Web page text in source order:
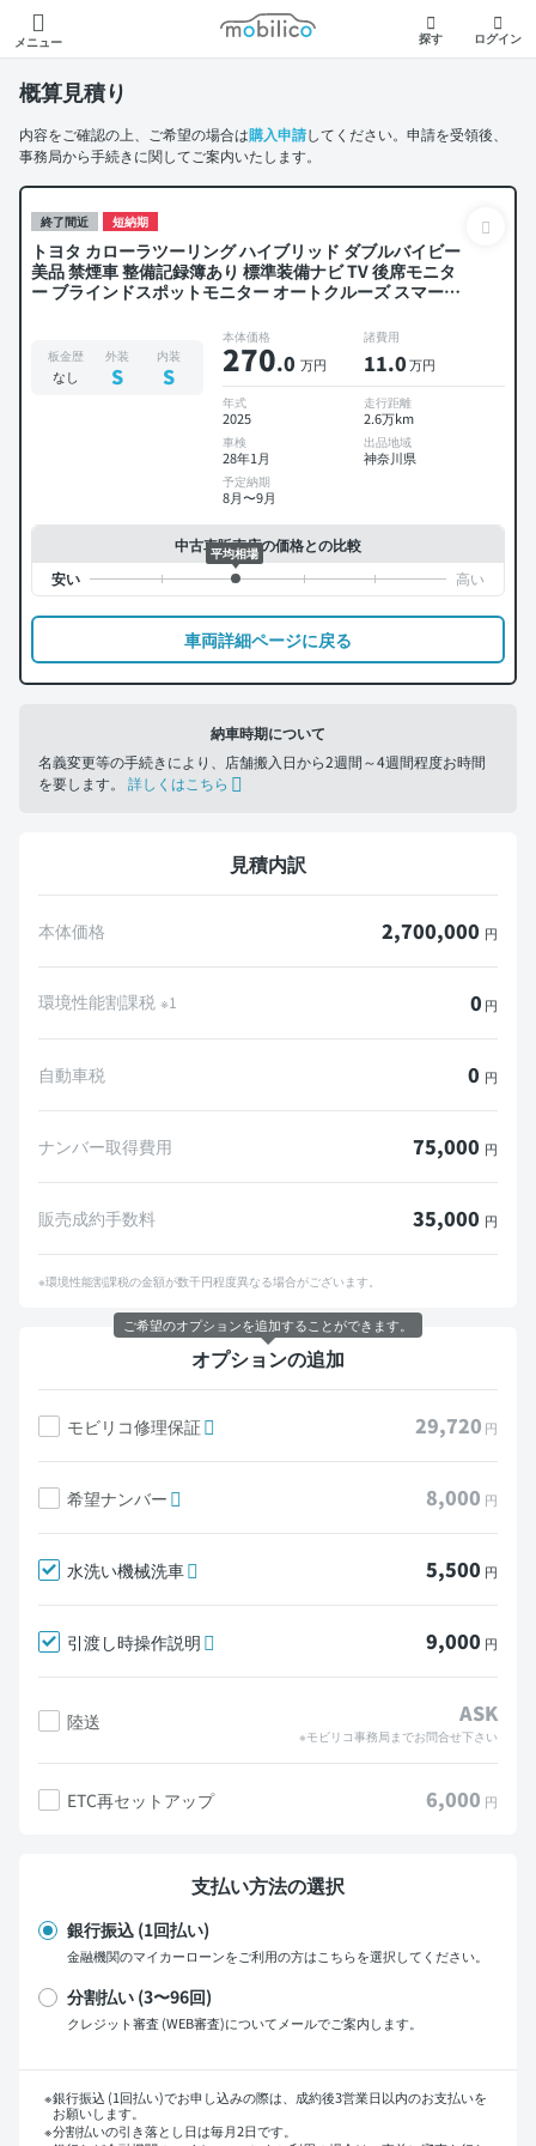
メニュー
モビリコ
探す ログイン
概算見積り
内容をご確認の上、ご希望の場合は購入申請してください。申請を受領後、
事務局から手続きに関してご案内いたします。
終了間近 短納期
トヨタ カローラツーリング ハイブリッド ダブルバイビー
美品 禁煙車 整備記録簿あり 標準装備ナビ TV 後席モニタ
ー ブラインドスポットモニター オートクルーズ スマート
板金歴
なし
外装
S
内装
S
本体価格
270.0 万円
諸費用
11.0万円
年式
2025
走行距離
2.6万km
車検
28年1月
出品地域
神奈川県
予定納期
8月〜9月
中古車販売店の価格との比較
平均相場
車両詳細ページに戻る
納車時期について
名義変更等の手続きにより、店舗搬入日から2週間～4週間程度お時間
を要します。 詳しくはこちら
見積内訳
本体価格 2,700,000 円
環境性能割課税 ※1 0 円
自動車税 0 円
ナンバー取得費用 75,000 円
販売成約手数料 35,000 円
※環境性能割課税の金額が数千円程度異なる場合がございます。
オプションの追加
モビリコ修理保証 29,720 円
希望ナンバー 8,000 円
水洗い機械洗車 5,500 円
引渡し時操作説明 9,000 円
陸送 ASK
※モビリコ事務局までお問合せ下さい
ETC再セットアップ 6,000 円
支払い方法の選択
銀行振込 (1回払い)
金融機関のマイカーローンをご利用の方はこちらを選択してください。
分割払い (3〜96回)
クレジット審査 (WEB審査)についてメールでご案内します。
支払い回数
銀行振込 (1回払い)でお申し込みの際は、成約後3営業日以内のお支払いを
お願いします。
分割払いの引き落とし日は毎月2日です。
ご希望のオプションを追加することができます。